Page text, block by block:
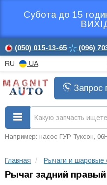
Субота до 15
(050) 015-13-65 (096)
RU UA
Запрос
Например: насос ГУР Туксон,
Главная Рычаги и шаровые
Рычаг задний правый